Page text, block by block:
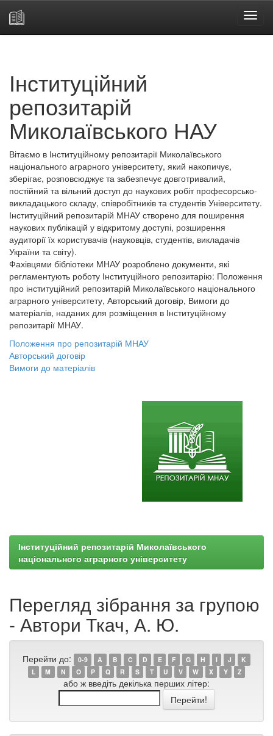
Інституційний
репозитарій
Миколаївського НАУ
Вітаємо в Інституційному репозитарії Миколаївського
національного аграрного університету, який накопичує,
зберігає, розповсюджує та забезпечує довготривалий,
постійний та вільний доступ до наукових робіт професорсько-
викладацького складу, співробітників та студентів Університету.
Інституційний репозитарій МНАУ створено для поширення
наукових публікацій у відкритому доступі, розширення
аудиторії їх користувачів (науковців, студентів, викладачів
України та світу).
Фахівцями бібліотеки МНАУ розроблено документи, які
регламентують роботу Інституційного репозитарію: Положення
про інституційний репозитарій Миколаївського національного
аграрного університету, Авторський договір, Вимоги до
матеріалів, наданих для розміщення в Інституційному
репозитарії МНАУ.
Положення про репозитарій МНАУ
Авторський договір
Вимоги до матеріалів
Інституційний репозитарій Миколаївського
національного аграрного університету
Перегляд зібрання за групою
- Автори Ткач, А. Ю.
Перейти до: 0-9 A B C D E F G H I J
K
L
M N O P Q R S T U V W X Y Z
або ж введіть декілька перших літер: